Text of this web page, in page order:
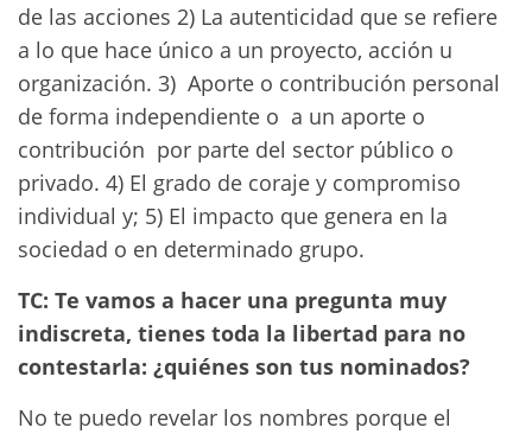
de las acciones 2) La autenticidad que se refiere
a lo que hace único a un proyecto, acción u
organización. 3) Aporte o contribución personal
de forma independiente o a un aporte o
contribución por parte del sector público o
privado. 4) El grado de coraje y compromiso
individual y; 5) El impacto que genera en la
sociedad o en determinado grupo.
TC: Te vamos a hacer una pregunta muy
indiscreta, tienes toda la libertad para no
contestarla: ¿quiénes son tus nominados?
No te puedo revelar los nombres porque el